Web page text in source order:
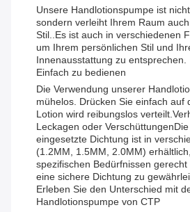
Unsere Handlotionspumpe ist
sondern verleiht Ihrem Raum
Stil..Es ist auch in verschiedenen
um Ihrem persönlichen Stil und
Innenausstattung zu entsprechen.
Einfach zu bedienen
Die Verwendung unserer
mühelos. Drücken Sie einfach auf
Lotion wird reibungslos
Leckagen oder
eingesetzte Dichtung ist in
(1.2MM, 1.5MM, 2.0MM)
spezifischen Bedürfnissen
eine sichere Dichtung zu
Erleben Sie den Unterschied mit
Handlotionspumpe von CTP